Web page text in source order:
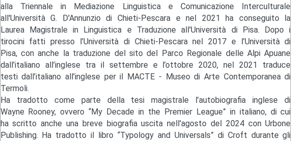
alla Triennale in Mediazione Linguistica e Comunicazione Interculturale
all'Università G. D'Annunzio di Chieti-Pescara e nel 2021 ha conseguito la
Laurea Magistrale in Linguistica e Traduzione all'Università di Pisa. Dopo i
tirocini fatti presso l’Università di Chieti-Pescara nel 2017 e l’Università di
Pisa, con anche la traduzione del sito del Parco Regionale delle Alpi Apuane
dall’italiano all’inglese tra il settembre e l’ottobre 2020, nel 2021 traduce
testi dall’italiano all’inglese per il MACTE - Museo di Arte Contemporanea di
Termoli.
Ha tradotto come parte della tesi magistrale l’autobiografia inglese di
Wayne Rooney, ovvero “My Decade in the Premier League” in italiano, di cui
ha scritto anche una breve biografia uscita nell'agosto del 2024 con Urbone
Publishing. Ha tradotto il libro “Typology and Universals” di Croft durante gli